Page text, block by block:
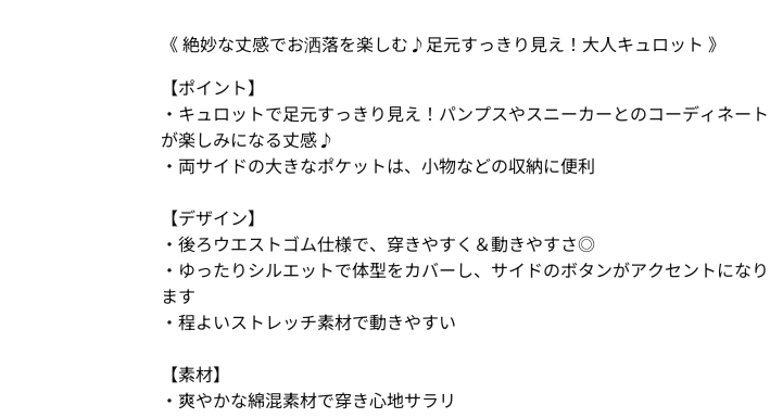
《 絶妙な丈感でお洒落を楽しむ♪足元すっきり見え！大人キュロット 》
【ポイント】
・キュロットで足元すっきり見え！パンプスやスニーカーとのコーディネート
が楽しみになる丈感♪
・両サイドの大きなポケットは、小物などの収納に便利
【デザイン】
・後ろウエストゴム仕様で、穿きやすく＆動きやすさ◎
・ゆったりシルエットで体型をカバーし、サイドのボタンがアクセントになり
ます
・程よいストレッチ素材で動きやすい
【素材】
・爽やかな綿混素材で穿き心地サラリ